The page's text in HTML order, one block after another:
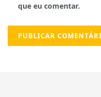
que eu comentar.